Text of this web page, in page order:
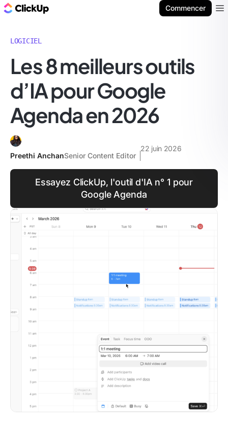
Commencer
LOGICIEL
Les 8 meilleurs outils
d’IA pour Google
Agenda en 2026
Preethi AnchanSenior Content Editor
22 juin 2026
Essayez ClickUp, l'outil d'IA n° 1 pour
Google Agenda